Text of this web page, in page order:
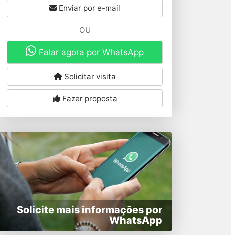
Enviar por e-mail
OU
Falar agora por WhatsApp
Solicitar visita
Fazer proposta
Solicite mais informações por
WhatsApp